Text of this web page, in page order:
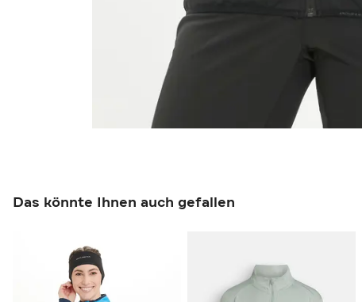
Das könnte Ihnen auch gefallen